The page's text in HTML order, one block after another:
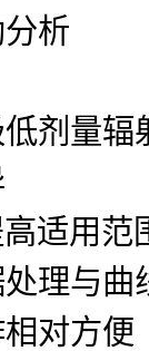
析
剂量辐
适用范
理与曲
对方便